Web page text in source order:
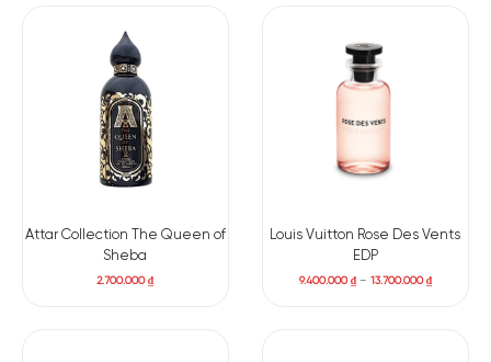
Attar Collection The Queen of
Sheba
2.700.000₫
Louis Vuitton Rose Des Vents
EDP
9.400.000₫– 13.700.000₫